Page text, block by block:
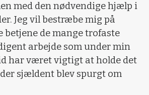
med den nødvendige hjælp i
Jeg vil bestræbe mig på
de mange trofaste
arbejde som under min
har været vigtigt at holde det
sjældent blev spurgt om